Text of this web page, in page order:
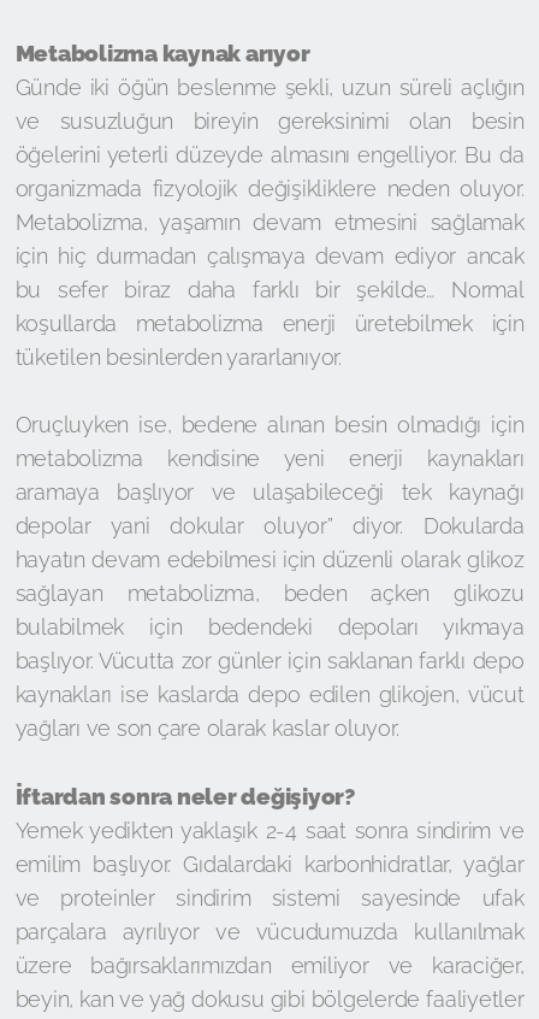
Metabolizma kaynak arıyor
Günde iki öğün beslenme şekli, uzun süreli açlığın
ve susuzluğun bireyin gereksinimi olan besin
öğelerini yeterli düzeyde almasını engelliyor. Bu da
organizmada fizyolojik değişikliklere neden oluyor.
Metabolizma, yaşamın devam etmesini sağlamak
için hiç durmadan çalışmaya devam ediyor ancak
bu sefer biraz daha farklı bir şekilde… Normal
koşullarda metabolizma enerji üretebilmek için
tüketilen besinlerden yararlanıyor.
Oruçluyken ise, bedene alınan besin olmadığı için
metabolizma kendisine yeni enerji kaynakları
aramaya başlıyor ve ulaşabileceği tek kaynağı
depolar yani dokular oluyor” diyor. Dokularda
hayatın devam edebilmesi için düzenli olarak glikoz
sağlayan metabolizma, beden açken glikozu
bulabilmek için bedendeki depoları yıkmaya
başlıyor. Vücutta zor günler için saklanan farklı depo
kaynakları ise kaslarda depo edilen glikojen, vücut
yağları ve son çare olarak kaslar oluyor.
İftardan sonra neler değişiyor?
Yemek yedikten yaklaşık 2-4 saat sonra sindirim ve
emilim başlıyor. Gıdalardaki karbonhidratlar, yağlar
ve proteinler sindirim sistemi sayesinde ufak
parçalara ayrılıyor ve vücudumuzda kullanılmak
üzere bağırsaklarımızdan emiliyor ve karaciğer,
beyin, kan ve yağ dokusu gibi bölgelerde faaliyetler